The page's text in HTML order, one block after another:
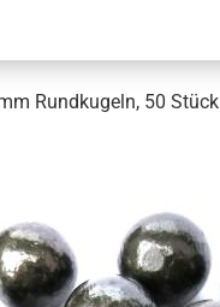
Rundkugeln, 50 Stück